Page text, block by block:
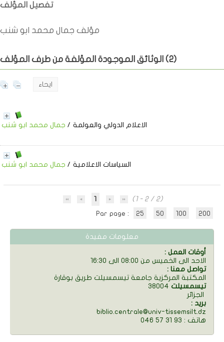
تفصيل المؤلف
مؤلف جمال محمد ابو شنب
الوثائق الموجودة المؤلفة من طرف المؤلف (2)
ايحاء
الاعلام الدولي والعولمة / جمال محمد ابو شنب
السياسات الاعلامية / جمال محمد ابو شنب
1
(1 - 2 / 2)
Par page :
25 50 100 200
معلومات مفيدة
: أوقات العمل
الاحد الى الخميس من 08:00 الى 16:30
: تواصل معنا
المكتبة المركزية جامعة تيسمسيلت طريق بوقارة
38004 تيسمسيلت
: بريد
biblio.centrale@univ-tissemsilt.dz
046 57 31 93 : هاتف